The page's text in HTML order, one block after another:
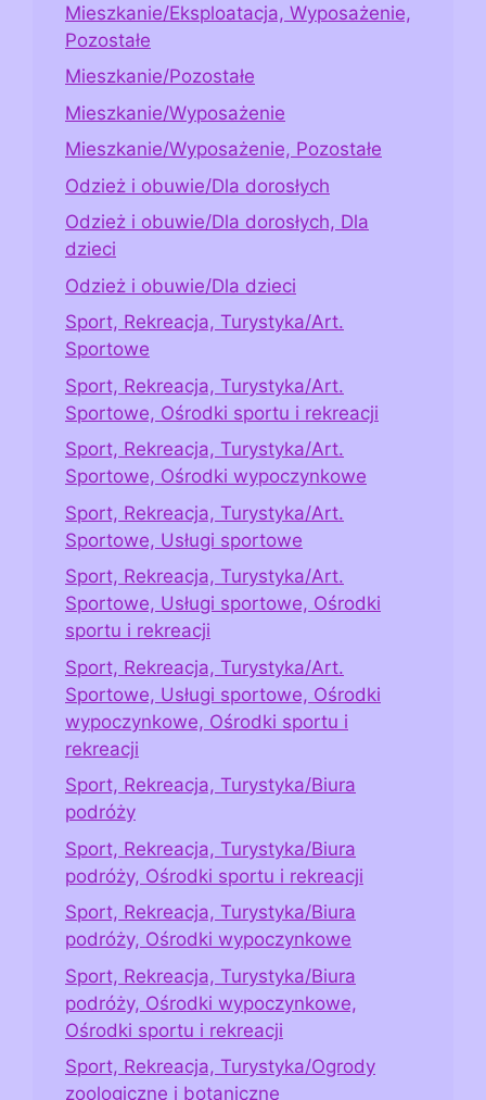
Mieszkanie/Eksploatacja, Wyposażenie,
Pozostałe
Mieszkanie/Pozostałe
Mieszkanie/Wyposażenie
Mieszkanie/Wyposażenie, Pozostałe
Odzież i obuwie/Dla dorosłych
Odzież i obuwie/Dla dorosłych, Dla
dzieci
Odzież i obuwie/Dla dzieci
Sport, Rekreacja, Turystyka/Art.
Sportowe
Sport, Rekreacja, Turystyka/Art.
Sportowe, Ośrodki sportu i rekreacji
Sport, Rekreacja, Turystyka/Art.
Sportowe, Ośrodki wypoczynkowe
Sport, Rekreacja, Turystyka/Art.
Sportowe, Usługi sportowe
Sport, Rekreacja, Turystyka/Art.
Sportowe, Usługi sportowe, Ośrodki
sportu i rekreacji
Sport, Rekreacja, Turystyka/Art.
Sportowe, Usługi sportowe, Ośrodki
wypoczynkowe, Ośrodki sportu i
rekreacji
Sport, Rekreacja, Turystyka/Biura
podróży
Sport, Rekreacja, Turystyka/Biura
podróży, Ośrodki sportu i rekreacji
Sport, Rekreacja, Turystyka/Biura
podróży, Ośrodki wypoczynkowe
Sport, Rekreacja, Turystyka/Biura
podróży, Ośrodki wypoczynkowe,
Ośrodki sportu i rekreacji
Sport, Rekreacja, Turystyka/Ogrody
zoologiczne i botaniczne